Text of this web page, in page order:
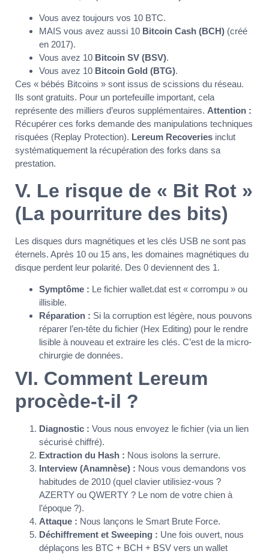
Vous avez toujours vos 10 BTC.
MAIS vous avez aussi 10 Bitcoin Cash (BCH) (créé
en 2017).
Vous avez 10 Bitcoin SV (BSV).
Vous avez 10 Bitcoin Gold (BTG).
Ces « bébés Bitcoins » sont issus de scissions du réseau.
Ils sont gratuits. Pour un portefeuille important, cela
représente des milliers d’euros supplémentaires. Attention :
Récupérer ces forks demande des manipulations techniques
risquées (Replay Protection). Lereum Recoveries inclut
systématiquement la récupération des forks dans sa
prestation.
V. Le risque de « Bit Rot »
(La pourriture des bits)
Les disques durs magnétiques et les clés USB ne sont pas
éternels. Après 10 ou 15 ans, les domaines magnétiques du
disque perdent leur polarité. Des 0 deviennent des 1.
Symptôme : Le fichier wallet.dat est « corrompu » ou
illisible.
Réparation : Si la corruption est légère, nous pouvons
réparer l’en-tête du fichier (Hex Editing) pour le rendre
lisible à nouveau et extraire les clés. C’est de la micro-
chirurgie de données.
VI. Comment Lereum
procède-t-il ?
Diagnostic : Vous nous envoyez le fichier (via un lien
sécurisé chiffré).
Extraction du Hash : Nous isolons la serrure.
Interview (Anamnèse) : Nous vous demandons vos
habitudes de 2010 (quel clavier utilisiez-vous ?
AZERTY ou QWERTY ? Le nom de votre chien à
l’époque ?).
Attaque : Nous lançons le Smart Brute Force.
Déchiffrement et Sweeping : Une fois ouvert, nous
déplaçons les BTC + BCH + BSV vers un wallet